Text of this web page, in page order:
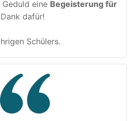
eine Begeisterung für
dafür!
Schülers.